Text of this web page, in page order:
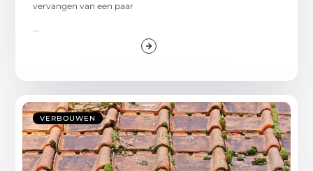
vervangen van een paar
...
VERBOUWEN